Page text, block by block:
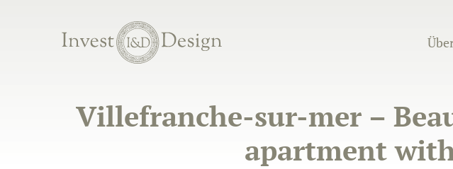
Villefranche-sur-mer –
apartment